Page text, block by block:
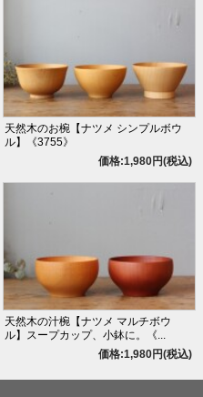
天然木のお椀【ナツメ シンプルボウ
ル】《3755》
価格:1,980円(税込)
天然木の汁椀【ナツメ マルチボウ
ル】スープカップ、小鉢に。《...
価格:1,980円(税込)